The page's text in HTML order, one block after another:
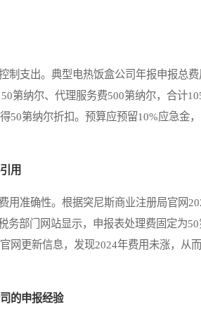
支出。典型电热饭盒公司年报申报总费
第纳尔、代理服务费500第纳尔，合计
50第纳尔折扣。预算应预留10%应急金
用
准确性。根据突尼斯商业注册局官网
务部门网站显示，申报表处理费固定为
网更新信息，发现2024年费用未涨，从
的申报经验